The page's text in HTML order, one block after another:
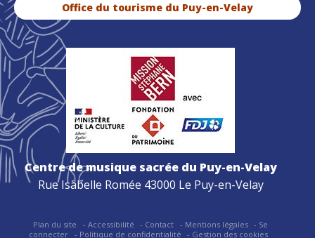
Office du tourisme du Puy-en-Velay
Centre de musique sacrée du Puy-en-Velay
Rue Isabelle Romée 43000 Le Puy-en-Velay
Plan du site Accessibilité Contact Mentions légales
Se
connecter
Politique de confidentialité Gestion des cookies